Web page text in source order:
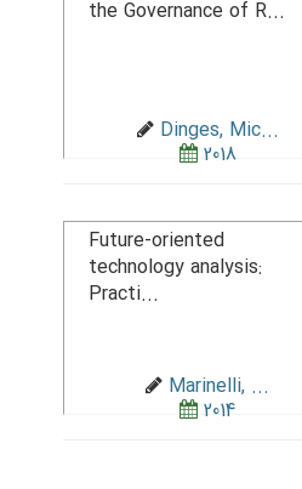
the Governance of R...
Dinges, Mic...
2018
Future-oriented
technology analysis:
Practi...
Marinelli, ...
2014